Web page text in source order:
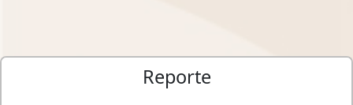
Reporte